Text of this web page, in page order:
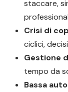
staccare,
Crisi di
ciclici,
Gestione
tempo da
Bassa